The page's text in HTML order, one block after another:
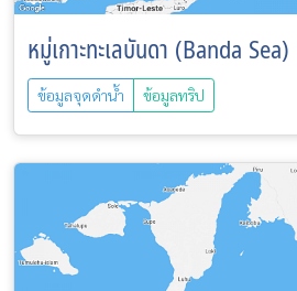
หมู่เกาะทะเลบันดา (Banda Sea)
ข้อมูลจุดดำน้ำ ข้อมูลทริป